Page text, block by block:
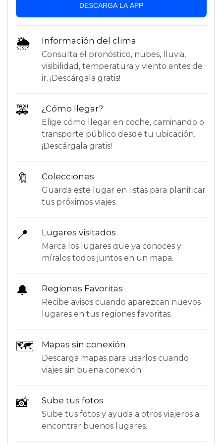
DESCARGA LA APP
🌦 Información del clima
Consulta el pronóstico, nubes, lluvia,
visibilidad, temperatura y viento antes de
ir. ¡Descárgala gratis!
🚕 ¿Cómo llegar?
Elige cómo llegar en coche, caminando o
transporte público desde tu ubicación.
¡Descárgala gratis!
🔖 Colecciones
Guarda este lugar en listas para planificar
tus próximos viajes.
📍 Lugares visitados
Marca los lugares que ya conoces y
míralos todos juntos en un mapa.
🔔 Regiones Favoritas
Recibe avisos cuando aparezcan nuevos
lugares en tus regiones favoritas.
🗺 Mapas sin conexión
Descarga mapas para usarlos cuando
viajes sin buena conexión.
📸 Sube tus fotos
Sube tus fotos y ayuda a otros viajeros a
encontrar buenos lugares.